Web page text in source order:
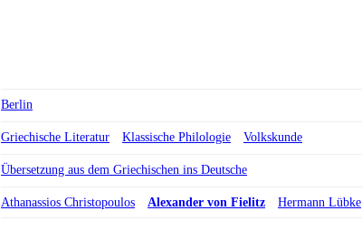
Berlin
Griechische Literatur Klassische Philologie Volkskunde
Übersetzung aus dem Griechischen ins Deutsche
Athanassios Christopoulos Alexander von Fielitz Hermann Lübke